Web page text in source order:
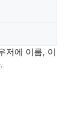
저에 이름, 이